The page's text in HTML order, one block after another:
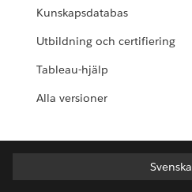
Kunskapsdatabas
Utbildning och certifiering
Tableau-hjälp
Alla versioner
Svenska
Svenska